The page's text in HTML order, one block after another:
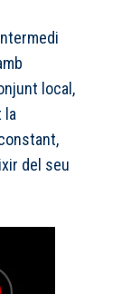
local,
la
del seu